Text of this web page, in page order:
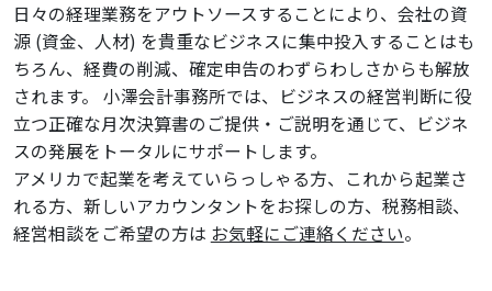
日々の経理業務をアウトソースすることにより、会社の資
源 (資金、人材) を貴重なビジネスに集中投入することはも
ちろん、経費の削減、確定申告のわずらわしさからも解放
されます。 小澤会計事務所では、ビジネスの経営判断に役
立つ正確な月次決算書のご提供・ご説明を通じて、ビジネ
スの発展をトータルにサポートします。
アメリカで起業を考えていらっしゃる方、これから起業さ
れる方、新しいアカウンタントをお探しの方、税務相談、
経営相談をご希望の方は お気軽にご連絡ください。